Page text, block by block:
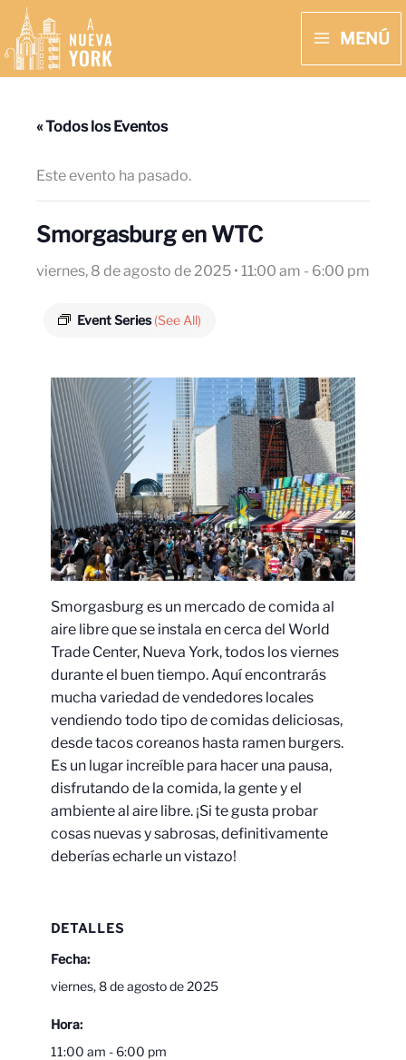
contenido
MENÚ
« Todos los Eventos
Este evento ha pasado.
Smorgasburg en WTC
viernes, 8 de agosto de 2025 • 11:00 am - 6:00 pm
Event Series(See All)
Smorgasburg es un mercado de comida al
aire libre que se instala en cerca del World
Trade Center, Nueva York, todos los viernes
durante el buen tiempo. Aquí encontrarás
mucha variedad de vendedores locales
vendiendo todo tipo de comidas deliciosas,
desde tacos coreanos hasta ramen burgers.
Es un lugar increíble para hacer una pausa,
disfrutando de la comida, la gente y el
ambiente al aire libre. ¡Si te gusta probar
cosas nuevas y sabrosas, definitivamente
deberías echarle un vistazo!
DETALLES
Fecha:
viernes, 8 de agosto de 2025
Hora:
11:00 am - 6:00 pm